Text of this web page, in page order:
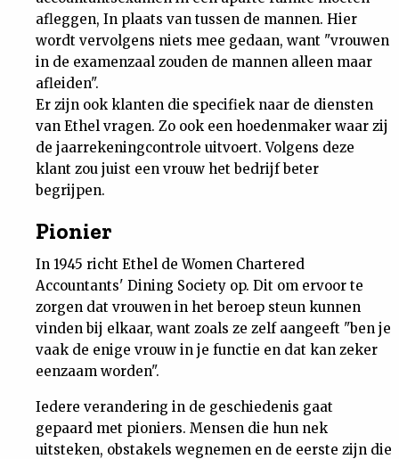
afleggen, In plaats van tussen de mannen. Hier
wordt vervolgens niets mee gedaan, want "vrouwen
in de examenzaal zouden de mannen alleen maar
afleiden".
Er zijn ook klanten die specifiek naar de diensten
van Ethel vragen. Zo ook een hoedenmaker waar zij
de jaarrekeningcontrole uitvoert. Volgens deze
klant zou juist een vrouw het bedrijf beter
begrijpen.
Pionier
In 1945 richt Ethel de Women Chartered
Accountants' Dining Society op. Dit om ervoor te
zorgen dat vrouwen in het beroep steun kunnen
vinden bij elkaar, want zoals ze zelf aangeeft "ben je
vaak de enige vrouw in je functie en dat kan zeker
eenzaam worden".
Iedere verandering in de geschiedenis gaat
gepaard met pioniers. Mensen die hun nek
uitsteken, obstakels wegnemen en de eerste zijn die